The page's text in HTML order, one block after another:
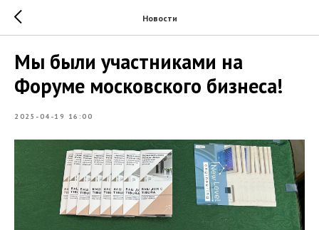
Новости
Мы были участниками на
Форуме московского бизнеса!
2025-04-19 16:00